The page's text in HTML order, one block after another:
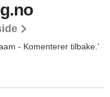
- Komenterer tilbake.'